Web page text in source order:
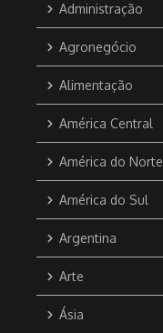
Administração
Agronegócio
Alimentação
América Central
América do Norte
América do Sul
Argentina
Arte
Ásia